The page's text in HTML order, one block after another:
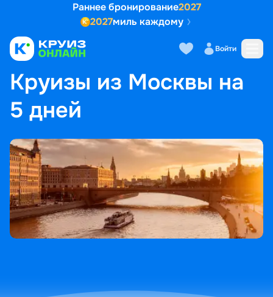
Раннее бронирование2027
2027миль каждому
Войти
ГЛАВНАЯ • ПОПУЛЯРНЫЕ НАПРАВЛЕНИЯ
КРУИЗЫ ИЗ МОСКВЫ НА 5 ДНЕЙ
Круизы из Москвы на
5 дней